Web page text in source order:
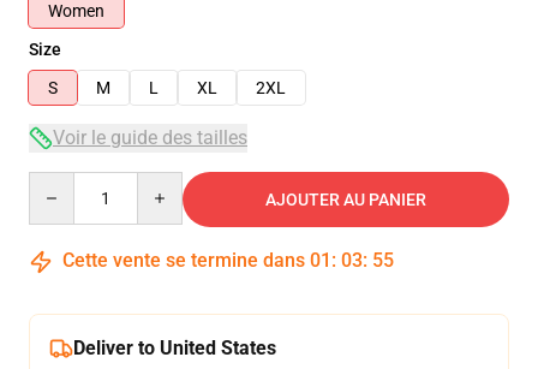
Women
Size
S
M L XL 2XL
Voir le guide des tailles
AJOUTER AU PANIER
Cette vente se termine dans 01 : 03: 54
Deliver to United States